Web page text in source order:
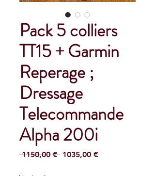
Pack 5 colliers
TT15 + Garmin
Reperage ;
Dressage
Telecommande
Alpha 200i
1150,00 € Precio
1035,00 €Precio